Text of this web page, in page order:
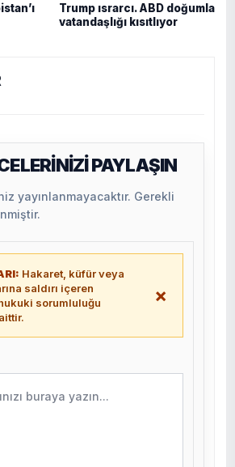
Trump ısrarcı. ABD doğumla
vatandaşlığı kısıtlıyor
PAYLAŞIN
yayınlanmayacaktır. Gerekli
Hakaret, küfür veya
saldırı içeren
sorumluluğu
×